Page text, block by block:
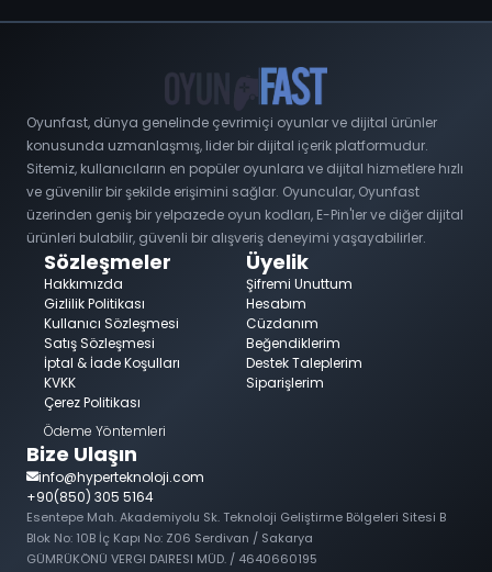
Oyunfast, dünya genelinde çevrimiçi oyunlar ve dijital ürünler
konusunda uzmanlaşmış, lider bir dijital içerik platformudur.
Sitemiz, kullanıcıların en popüler oyunlara ve dijital hizmetlere hızlı
ve güvenilir bir şekilde erişimini sağlar. Oyuncular, Oyunfast
üzerinden geniş bir yelpazede oyun kodları, E-Pin'ler ve diğer dijital
ürünleri bulabilir, güvenli bir alışveriş deneyimi yaşayabilirler.
Sözleşmeler
Hakkımızda
Gizlilik Politikası
Kullanıcı Sözleşmesi
Satış Sözleşmesi
İptal & İade Koşulları
KVKK
Çerez Politikası
Ödeme Yöntemleri
Üyelik
Şifremi Unuttum
Hesabım
Cüzdanım
Beğendiklerim
Destek Taleplerim
Siparişlerim
Bize Ulaşın
info@hyperteknoloji.com
+90(850) 305 5164
Esentepe Mah. Akademiyolu Sk. Teknoloji Geliştirme Bölgeleri Sitesi B
Blok No: 10B İç Kapı No: Z06 Serdivan / Sakarya
GÜMRÜKÖNÜ VERGI DAIRESI MÜD. / 4640660195